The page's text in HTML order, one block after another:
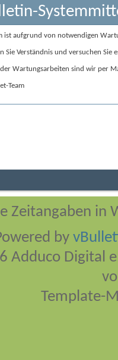
ist aufgrund von notwendigen
Sie Verständnis und versuchen Sie
Wartungsarbeiten sind wir per
Team
Zeitangaben in
by
Adduco Digital
Template-